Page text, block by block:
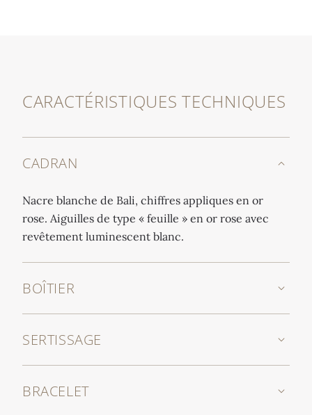
CARACTÉRISTIQUES TECHNIQUES
CADRAN
Nacre blanche de Bali, chiffres appliques en or
rose. Aiguilles de type « feuille » en or rose avec
revêtement luminescent blanc.
BOÎTIER
SERTISSAGE
BRACELET